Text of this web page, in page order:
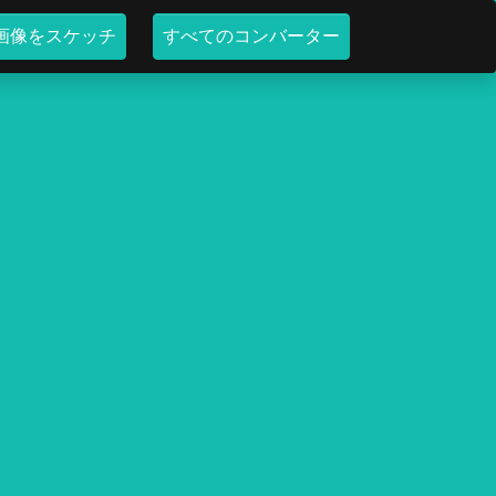
像をスケッチ すべてのコンバーター